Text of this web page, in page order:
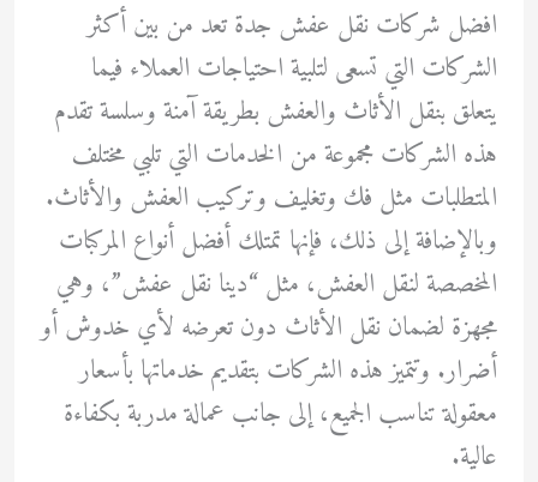
افضل شركات نقل عفش جدة تعد من بين أكثر
الشركات التي تسعى لتلبية احتياجات العملاء فيما
يتعلق بنقل الأثاث والعفش بطريقة آمنة وسلسة تقدم
هذه الشركات مجموعة من الخدمات التي تلبي مختلف
المتطلبات مثل فك وتغليف وتركيب العفش والأثاث.
وبالإضافة إلى ذلك، فإنها تمتلك أفضل أنواع المركبات
المخصصة لنقل العفش، مثل “دينا نقل عفش”، وهي
مجهزة لضمان نقل الأثاث دون تعرضه لأي خدوش أو
أضرار. وتتميز هذه الشركات بتقديم خدماتها بأسعار
معقولة تناسب الجميع، إلى جانب عمالة مدربة بكفاءة
عالية.